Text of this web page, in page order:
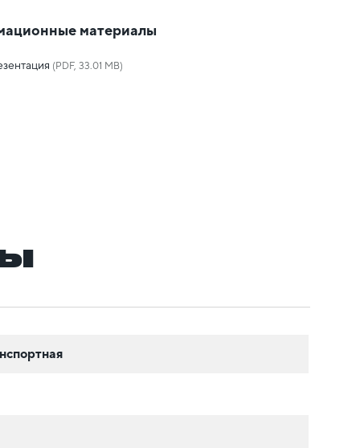
материалы
(PDF, 33.01 MB)